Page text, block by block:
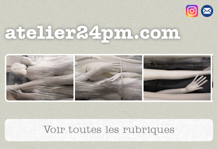
Aller au contenu principal
atelier24pm.com
Voir toutes les rubriques